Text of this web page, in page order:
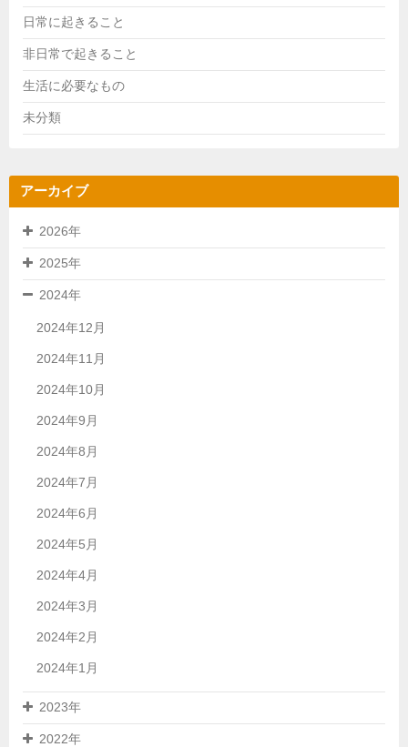
日常に起きること
非日常で起きること
生活に必要なもの
未分類
アーカイブ
2026年
2025年
2024年
2024年12月
2024年11月
2024年10月
2024年9月
2024年8月
2024年7月
2024年6月
2024年5月
2024年4月
2024年3月
2024年2月
2024年1月
2023年
2022年